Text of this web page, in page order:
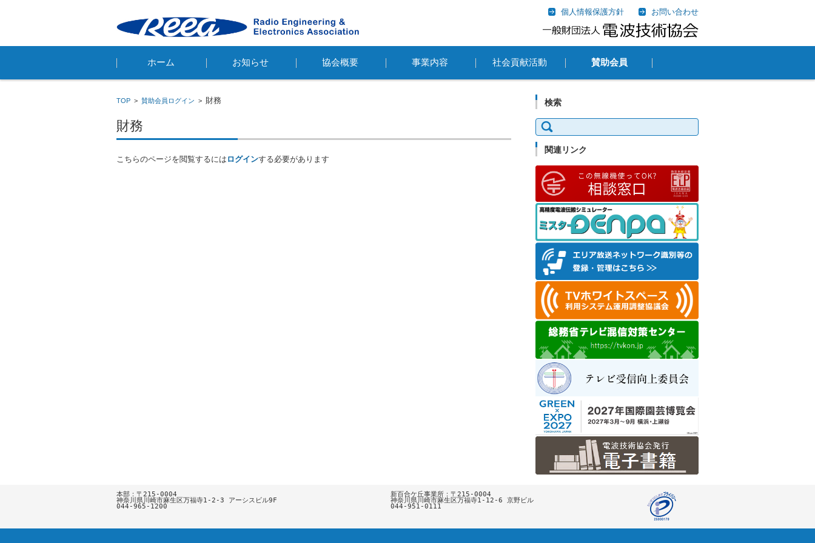
個人情報保護方針 お問い合わせ
コンテンツに移動
ホーム お知らせ 協会概要 事業内容 社会貢献活動 賛助会員
TOP > 賛助会員ログイン > 財務
財務
こちらのページを閲覧するには ログインする必要があります
検索
検
索:
関連リンク
本部：〒215-0004
神奈川県川崎市麻生区万福寺1-2-3 アーシスビル9F
044-965-1200
新百合ケ丘事業所：〒215-0004
神奈川県川崎市麻生区万福寺1-12-6 京野ビル
044-951-0111